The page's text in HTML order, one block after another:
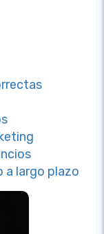
a largo plazo